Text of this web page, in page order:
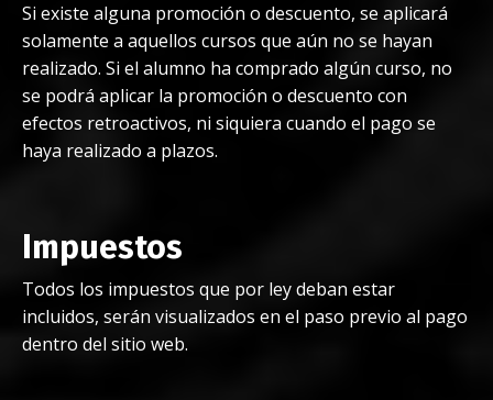
Si existe alguna promoción o descuento, se aplicará
solamente a aquellos cursos que aún no se hayan
realizado. Si el alumno ha comprado algún curso, no
se podrá aplicar la promoción o descuento con
efectos retroactivos, ni siquiera cuando el pago se
haya realizado a plazos.
Impuestos
Todos los impuestos que por ley deban estar
incluidos, serán visualizados en el paso previo al pago
dentro del sitio web.